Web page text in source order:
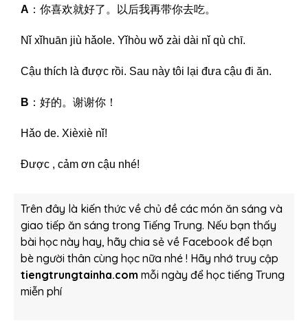
A ：你喜欢就好了。以后我再带你去吃。
Nǐ xǐhuān jiù hǎole. Yǐhòu wǒ zài dài nǐ qù chī.
Cậu thích là được rồi. Sau này tôi lại đưa cậu đi ăn.
B ：好的。谢谢你！
Hǎo de. Xièxiè nǐ!
Được , cảm ơn cậu nhé!
Trên đây là kiến thức về chủ đề các món ăn sáng và
giao tiếp ăn sáng trong Tiếng Trung. Nếu bạn thấy
bài học này hay, hãy chia sẻ về Facebook để bạn
bè người thân cùng học nữa nhé ! Hãy nhớ truy cập
tiengtrungtainha.com mỗi ngày để học tiếng Trung
miễn phí